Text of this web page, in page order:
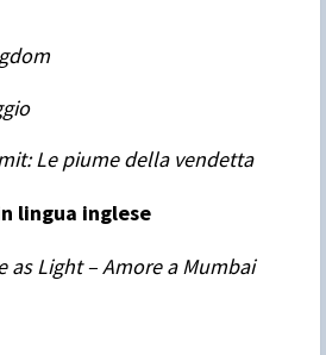
Le piume della vendetta
lingua inglese
as Light – Amore a Mumbai